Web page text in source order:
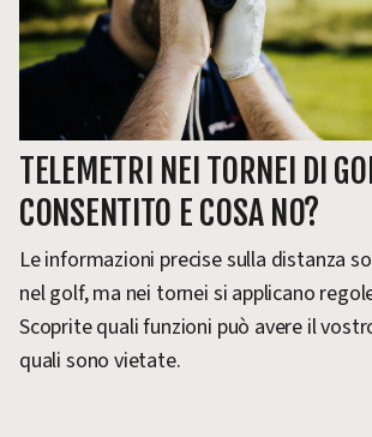
TELEMETRI NEI TORNEI DI
CONSENTITO E COSA NO?
Le informazioni precise sulla distanza
nel golf, ma nei tornei si applicano
Scoprite quali funzioni può avere il
quali sono vietate.